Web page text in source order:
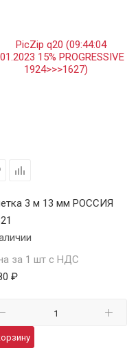
3 м 13 мм РОССИЯ
за 1 шт с НДС
₽